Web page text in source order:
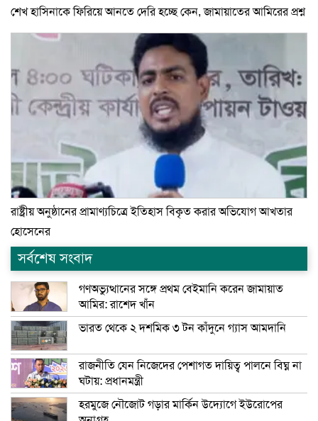
শেখ হাসিনাকে ফিরিয়ে আনতে দেরি হচ্ছে কেন, জামায়াতের আমিরের প্রশ্ন
রাষ্ট্রীয় অনুষ্ঠানের প্রামাণ্যচিত্রে ইতিহাস বিকৃত করার অভিযোগ আখতার
হোসেনের
সর্বশেষ সংবাদ
গণঅভ্যুত্থানের সঙ্গে প্রথম বেইমানি করেন জামায়াত
আমির: রাশেদ খাঁন
ভারত থেকে ২ দশমিক ৩ টন কাঁদুনে গ্যাস আমদানি
রাজনীতি যেন নিজেদের পেশাগত দায়িত্ব পালনে বিঘ্ন না
ঘটায়: প্রধানমন্ত্রী
হরমুজে নৌজোট গড়ার মার্কিন উদ্যোগে ইউরোপের